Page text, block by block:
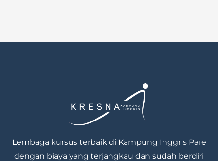
Lembaga kursus terbaik di Kampung Inggris Pare
dengan biaya yang terjangkau dan sudah berdiri